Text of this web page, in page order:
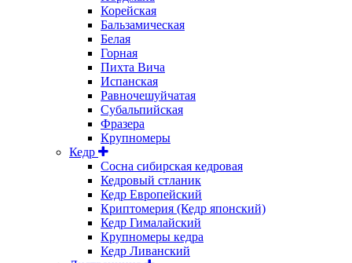
Корейская
Бальзамическая
Белая
Горная
Пихта Вича
Испанская
Равночешуйчатая
Субальпийская
Фразера
Крупномеры
Кедр
Сосна сибирская кедровая
Кедровый стланик
Кедр Европейский
Криптомерия (Кедр японский)
Кедр Гималайский
Крупномеры кедра
Кедр Ливанский